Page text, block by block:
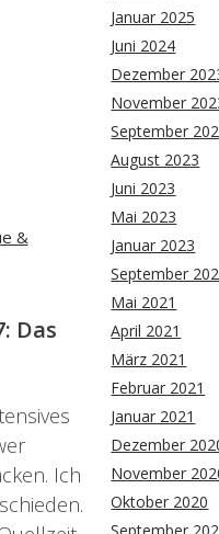
Das
Ich
Januar 2025
Juni 2024
Dezember
November
September
August 2023
Juni 2023
Mai 2023
Januar 2023
September
Mai 2021
April 2021
März 2021
Februar 2021
Januar 2021
Dezember
November
Oktober 2020